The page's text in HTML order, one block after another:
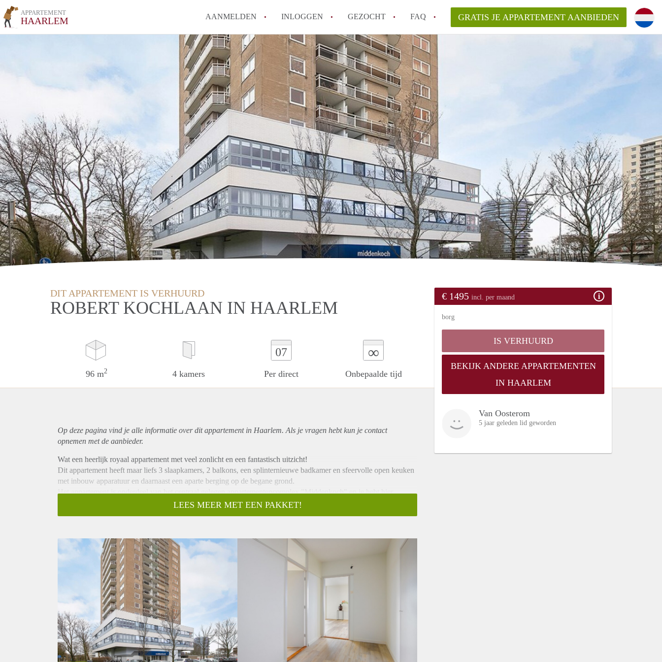
APPARTEMENT
HAARLEM AANMELDEN INLOGGEN GEZOCHT FAQ
How to translate AppartementHaarlem!
Wat is AppartementHaarlem?
Hoeveel kost het om te reageren op een Appartement in Haarlem?
Wat is de privacyverklaring van AppartementHaarlem?
Berekent AppartementHaarlem
makelaarsvergoeding/bemiddelingsvergoeding?
Alle veelgestelde vragen
GRATIS JE APPARTEMENT AANBIEDEN
DIT APPARTEMENT IS VERHUURD
ROBERT KOCHLAAN IN HAARLEM
96 m2 4 kamers
07
Per direct
∞
Onbepaalde tijd
€ 1495 incl. per maand
borg
IS VERHUURD
BEKIJK ANDERE APPARTEMENTEN
IN HAARLEM
Van Oosterom
5 jaar geleden lid geworden
Op deze pagina vind je alle informatie over ditappartementin Haarlem. Als je vragen hebt kun je contact
opnemen met de aanbieder.
Wat een heerlijk royaal appartement met veel zonlicht en een fantastisch uitzicht!
Dit appartement heeft maar liefs 3 slaapkamers, 2 balkons, een splinternieuwe badkamer en sfeervolle open keuken
met inbouw apparatuur en daarnaast een aparte berging op de begane grond.
Het appartement is onderdeel van het centraal gelegen appartementencomplex "Middenkoch" en je hebt hier
Naast de voordelen van rust en een mooi wijds uitzicht is er ook ruime gratis parkeergelegenheid, een groot
Verder ligt het dichtbij de uitvalswegen naar Schiphol en Amsterdam en op fietsafstand van het gezellige historische
centrum van Haarlem.
Indeling:
Begane grond: afgesloten entree, bellentableau, brievenbussen, bergingen, videofoon installatie en twee liften. Op
de parterre is de eigen (fietsen-)berging gelegen.
Vanuit de lift stap je in een ruime hal alwaar 4 appartementen,
Entree; hal/gang voorzien van intercom; Het gehele appartement heeft een mooie nieuwe pvc vloer.
Gelijk links bevindt zich de moderne badkamer met inloopdouche, wasmachine aansluiting, elektrische boiler en
wastafelmeubel, Apart zwevend toilet met fonteintje.
Dan volgt de grootste slaapkamer en naast elkaar nog 2 mooie slaapkamers met toegang naar het balkon op het
westen.
LEES MEER MET EEN PAKKET!